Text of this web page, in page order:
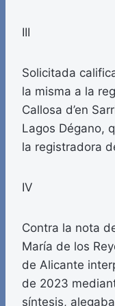
III
Solicitada
la misma a la
Callosa d’en
Lagos Dégano,
la registradora
IV
Contra la nota
María de los
de Alicante
de 2023
síntesis,